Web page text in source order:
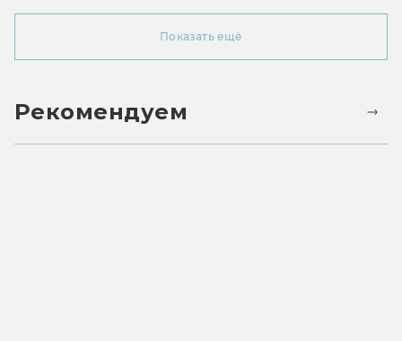
Показать ещё
Рекомендуем